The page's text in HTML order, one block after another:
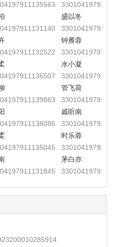
盛以冬
钟雁蓉
水小凝
管飞荷
戚听南
时乐蓉
茅白亦